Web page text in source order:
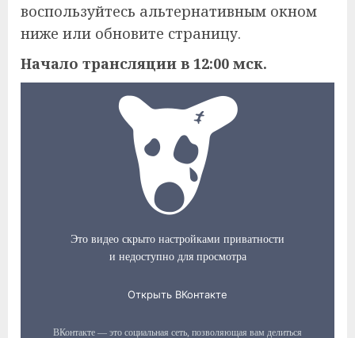
воспользуйтесь альтернативным окном
ниже или обновите страницу.
Начало трансляции в 12:00 мск.